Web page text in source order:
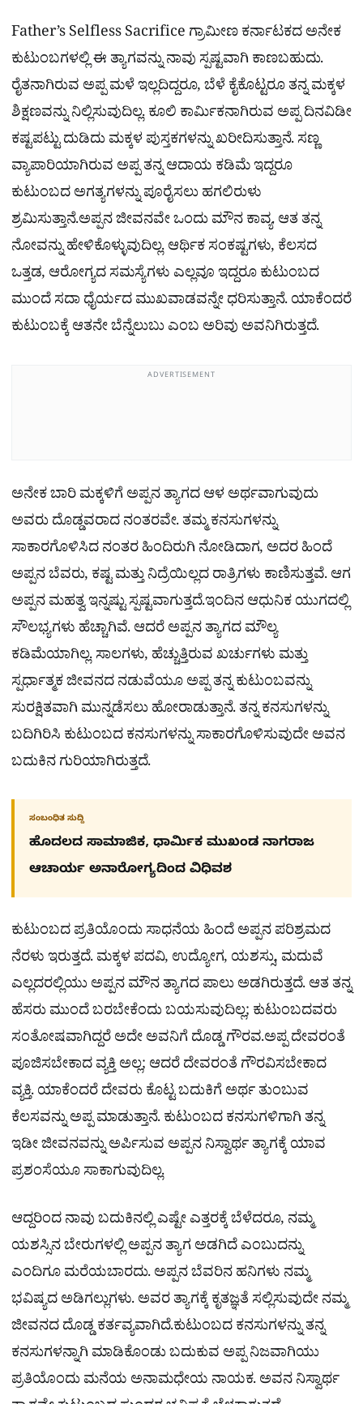
Father’s Selfless Sacrifice ಗ್ರಾಮೀಣ ಕರ್ನಾಟಕದ ಅನೇಕ
ಕುಟುಂಬಗಳಲ್ಲಿ ಈ ತ್ಯಾಗವನ್ನು ನಾವು ಸ್ಪಷ್ಟವಾಗಿ ಕಾಣಬಹುದು.
ರೈತನಾಗಿರುವ ಅಪ್ಪ ಮಳೆ ಇಲ್ಲದಿದ್ದರೂ, ಬೆಳೆ ಕೈಕೊಟ್ಟರೂ ತನ್ನ ಮಕ್ಕಳ
ಶಿಕ್ಷಣವನ್ನು ನಿಲ್ಲಿಸುವುದಿಲ್ಲ. ಕೂಲಿ ಕಾರ್ಮಿಕನಾಗಿರುವ ಅಪ್ಪ ದಿನವಿಡೀ
ಕಷ್ಟಪಟ್ಟು ದುಡಿದು ಮಕ್ಕಳ ಪುಸ್ತಕಗಳನ್ನು ಖರೀದಿಸುತ್ತಾನೆ. ಸಣ್ಣ
ವ್ಯಾಪಾರಿಯಾಗಿರುವ ಅಪ್ಪ ತನ್ನ ಆದಾಯ ಕಡಿಮೆ ಇದ್ದರೂ
ಕುಟುಂಬದ ಅಗತ್ಯಗಳನ್ನು ಪೂರೈಸಲು ಹಗಲಿರುಳು
ಶ್ರಮಿಸುತ್ತಾನೆ.ಅಪ್ಪನ ಜೀವನವೇ ಒಂದು ಮೌನ ಕಾವ್ಯ. ಆತ ತನ್ನ
ನೋವನ್ನು ಹೇಳಿಕೊಳ್ಳುವುದಿಲ್ಲ. ಆರ್ಥಿಕ ಸಂಕಷ್ಟಗಳು, ಕೆಲಸದ
ಒತ್ತಡ, ಆರೋಗ್ಯದ ಸಮಸ್ಯೆಗಳು ಎಲ್ಲವೂ ಇದ್ದರೂ ಕುಟುಂಬದ
ಮುಂದೆ ಸದಾ ಧೈರ್ಯದ ಮುಖವಾಡವನ್ನೇ ಧರಿಸುತ್ತಾನೆ. ಯಾಕೆಂದರೆ
ಕುಟುಂಬಕ್ಕೆ ಆತನೇ ಬೆನ್ನೆಲುಬು ಎಂಬ ಅರಿವು ಅವನಿಗಿರುತ್ತದೆ.
ADVERTISEMENT
ಅನೇಕ ಬಾರಿ ಮಕ್ಕಳಿಗೆ ಅಪ್ಪನ ತ್ಯಾಗದ ಆಳ ಅರ್ಥವಾಗುವುದು
ಅವರು ದೊಡ್ಡವರಾದ ನಂತರವೇ. ತಮ್ಮ ಕನಸುಗಳನ್ನು
ಸಾಕಾರಗೊಳಿಸಿದ ನಂತರ ಹಿಂದಿರುಗಿ ನೋಡಿದಾಗ, ಅದರ ಹಿಂದೆ
ಅಪ್ಪನ ಬೆವರು, ಕಷ್ಟ ಮತ್ತು ನಿದ್ರೆಯಿಲ್ಲದ ರಾತ್ರಿಗಳು ಕಾಣಿಸುತ್ತವೆ. ಆಗ
ಅಪ್ಪನ ಮಹತ್ವ ಇನ್ನಷ್ಟು ಸ್ಪಷ್ಟವಾಗುತ್ತದೆ.ಇಂದಿನ ಆಧುನಿಕ ಯುಗದಲ್ಲಿ
ಸೌಲಭ್ಯಗಳು ಹೆಚ್ಚಾಗಿವೆ. ಆದರೆ ಅಪ್ಪನ ತ್ಯಾಗದ ಮೌಲ್ಯ
ಕಡಿಮೆಯಾಗಿಲ್ಲ. ಸಾಲಗಳು, ಹೆಚ್ಚುತ್ತಿರುವ ಖರ್ಚುಗಳು ಮತ್ತು
ಸ್ಪರ್ಧಾತ್ಮಕ ಜೀವನದ ನಡುವೆಯೂ ಅಪ್ಪ ತನ್ನ ಕುಟುಂಬವನ್ನು
ಸುರಕ್ಷಿತವಾಗಿ ಮುನ್ನಡೆಸಲು ಹೋರಾಡುತ್ತಾನೆ. ತನ್ನ ಕನಸುಗಳನ್ನು
ಬದಿಗಿರಿಸಿ ಕುಟುಂಬದ ಕನಸುಗಳನ್ನು ಸಾಕಾರಗೊಳಿಸುವುದೇ ಅವನ
ಬದುಕಿನ ಗುರಿಯಾಗಿರುತ್ತದೆ.
ಸಂಬಂಧಿತ ಸುದ್ದಿ
ಹೊದಲದ ಸಾಮಾಜಿಕ, ಧಾರ್ಮಿಕ ಮುಖಂಡ ನಾಗರಾಜ
ಆಚಾರ್ಯ ಅನಾರೋಗ್ಯದಿಂದ ವಿಧಿವಶ
ಕುಟುಂಬದ ಪ್ರತಿಯೊಂದು ಸಾಧನೆಯ ಹಿಂದೆ ಅಪ್ಪನ ಪರಿಶ್ರಮದ
ನೆರಳು ಇರುತ್ತದೆ. ಮಕ್ಕಳ ಪದವಿ, ಉದ್ಯೋಗ, ಯಶಸ್ಸು, ಮದುವೆ
ಎಲ್ಲದರಲ್ಲಿಯು ಅಪ್ಪನ ಮೌನ ತ್ಯಾಗದ ಪಾಲು ಅಡಗಿರುತ್ತದೆ. ಆತ ತನ್ನ
ಹೆಸರು ಮುಂದೆ ಬರಬೇಕೆಂದು ಬಯಸುವುದಿಲ್ಲ; ಕುಟುಂಬದವರು
ಸಂತೋಷವಾಗಿದ್ದರೆ ಅದೇ ಅವನಿಗೆ ದೊಡ್ಡ ಗೌರವ.ಅಪ್ಪ ದೇವರಂತೆ
ಪೂಜಿಸಬೇಕಾದ ವ್ಯಕ್ತಿ ಅಲ್ಲ; ಆದರೆ ದೇವರಂತೆ ಗೌರವಿಸಬೇಕಾದ
ವ್ಯಕ್ತಿ. ಯಾಕೆಂದರೆ ದೇವರು ಕೊಟ್ಟ ಬದುಕಿಗೆ ಅರ್ಥ ತುಂಬುವ
ಕೆಲಸವನ್ನು ಅಪ್ಪ ಮಾಡುತ್ತಾನೆ. ಕುಟುಂಬದ ಕನಸುಗಳಿಗಾಗಿ ತನ್ನ
ಇಡೀ ಜೀವನವನ್ನು ಅರ್ಪಿಸುವ ಅಪ್ಪನ ನಿಸ್ವಾರ್ಥ ತ್ಯಾಗಕ್ಕೆ ಯಾವ
ಪ್ರಶಂಸೆಯೂ ಸಾಕಾಗುವುದಿಲ್ಲ.
ಆದ್ದರಿಂದ ನಾವು ಬದುಕಿನಲ್ಲಿ ಎಷ್ಟೇ ಎತ್ತರಕ್ಕೆ ಬೆಳೆದರೂ, ನಮ್ಮ
ಯಶಸ್ಸಿನ ಬೇರುಗಳಲ್ಲಿ ಅಪ್ಪನ ತ್ಯಾಗ ಅಡಗಿದೆ ಎಂಬುದನ್ನು
ಎಂದಿಗೂ ಮರೆಯಬಾರದು. ಅಪ್ಪನ ಬೆವರಿನ ಹನಿಗಳು ನಮ್ಮ
ಭವಿಷ್ಯದ ಅಡಿಗಲ್ಲುಗಳು. ಅವರ ತ್ಯಾಗಕ್ಕೆ ಕೃತಜ್ಞತೆ ಸಲ್ಲಿಸುವುದೇ ನಮ್ಮ
ಜೀವನದ ದೊಡ್ಡ ಕರ್ತವ್ಯವಾಗಿದೆ.ಕುಟುಂಬದ ಕನಸುಗಳನ್ನು ತನ್ನ
ಕನಸುಗಳನ್ನಾಗಿ ಮಾಡಿಕೊಂಡು ಬದುಕುವ ಅಪ್ಪ ನಿಜವಾಗಿಯು
ಪ್ರತಿಯೊಂದು ಮನೆಯ ಅನಾಮಧೇಯ ನಾಯಕ. ಅವನ ನಿಸ್ವಾರ್ಥ